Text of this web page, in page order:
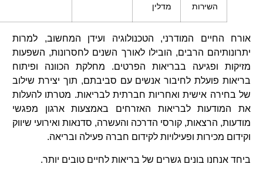
מדלין
המודרני, הטכנולוגיה ועידן המחשוב, למרות
הרבים, הובילו לאורך השנים לחסרונות, השפעות
בבריאות הפרטים. מחלקת הכוונה ופיתוח
לחיבור אנשים עם סביבתם, תוך יצירת שילוב
אישית ואחריות חברתית לבריאות. מטרתו להעלות
לבריאות האזרחים באמצעות ארגון מפגשי
קורסי הדרכה והעשרה, סדנאות ואירועי שיווק
ופעילויות לקידום חברה פעילה ובריאה.
בונים גשרים של בריאות לחיים טובים יותר.